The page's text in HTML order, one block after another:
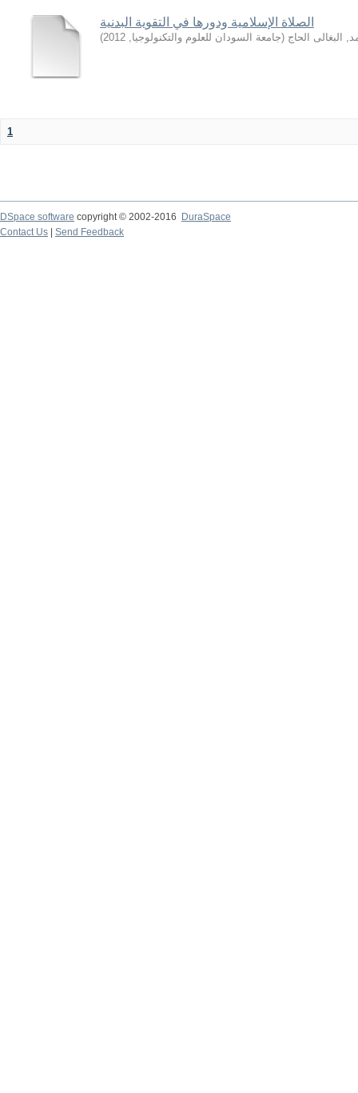
الصلاة الإسلامية ودورها في التقوية البدنية
البغالى الحاج (جامعة السودان للعلوم والتكنولوجيا,
2012
)
1
DSpace software copyright © 2002-2016
DuraSpace
Contact Us
Send Feedback